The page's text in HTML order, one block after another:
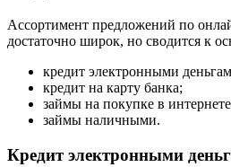
Ассортимент предложений по
достаточно широк, но сводится к
кредит электронными
кредит на карту банка;
займы на покупке в
займы наличными.
Кредит электронными